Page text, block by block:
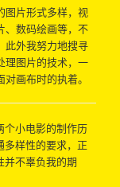
图片形式多样，视
、数码绘画等，不
此外我努力地搜寻
理图片的技术，一
对画布时的执着。
个小电影的制作历
样性的要求，正
并不辜负我的期